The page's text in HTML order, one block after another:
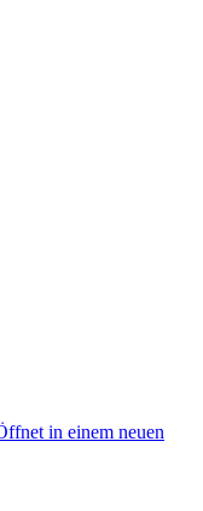
in einem neuen